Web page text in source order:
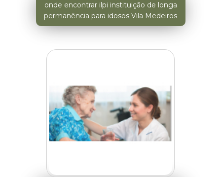
onde encontrar ilpi instituição de longa
permanência para idosos Vila Medeiros